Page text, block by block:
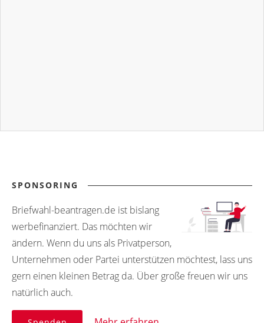
SPONSORING
Briefwahl-beantragen.de ist bislang
werbefinanziert. Das möchten wir
ändern. Wenn du uns als Privatperson,
Unternehmen oder Partei unterstützen möchtest, lass uns
gern einen kleinen Betrag da. Über große freuen wir uns
natürlich auch.